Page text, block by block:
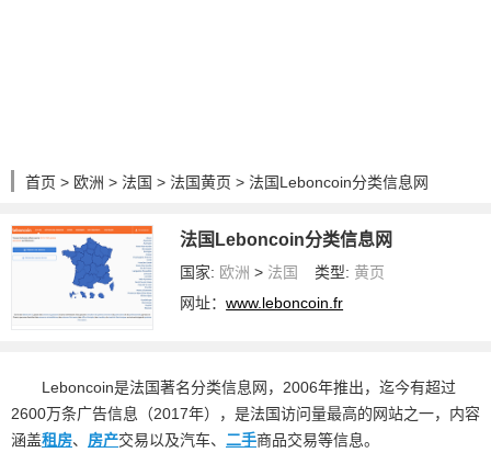
首页 > 欧洲 > 法国 > 法国黄页 > 法国Leboncoin分类信息网
法国Leboncoin分类信息网
国家: 欧洲 > 法国 类型: 黄页
网址：www.leboncoin.fr
Leboncoin是法国著名分类信息网，2006年推出，迄今有超过
2600万条广告信息（2017年），是法国访问量最高的网站之一，内容
涵盖租房、 房产交易以及汽车、 二手商品交易等信息。